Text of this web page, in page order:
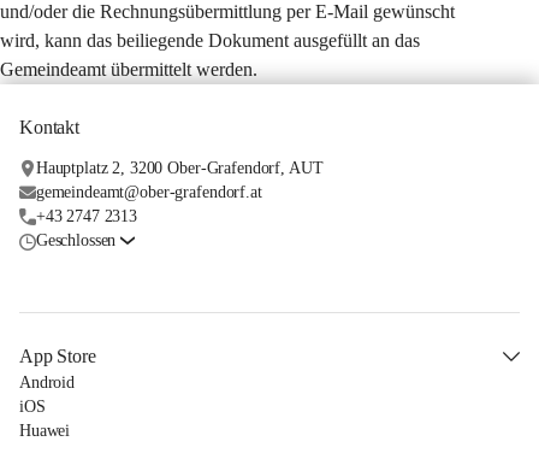
und/oder die Rechnungsübermittlung per E-Mail gewünscht
wird, kann das beiliegende Dokument ausgefüllt an das
Gemeindeamt übermittelt werden.
Kontakt
Hauptplatz 2, 3200 Ober-Grafendorf, AUT
gemeindeamt@ober-grafendorf.at
+43 2747 2313
Geschlossen
App Store
Android
iOS
Huawei